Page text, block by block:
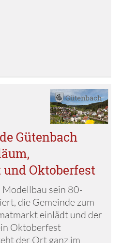
Gütenbach
Oktoberfest
Modellbau sein 80-
die Gemeinde zum
einlädt und der
Oktoberfest
der Ort ganz im